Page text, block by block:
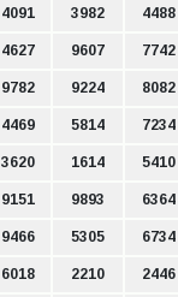
4091 3982 4488
4627 9607 7742
9782 9224 8082
4469 5814 7234
3620 1614 5410
9151 9893 6364
9466 5305 6734
6018 2210 2446